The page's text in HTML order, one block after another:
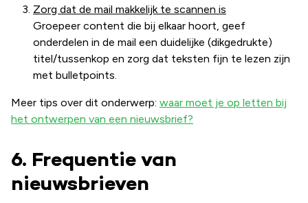
Zorg dat de mail makkelijk te scannen is
Groepeer content die bij elkaar hoort, geef
onderdelen in de mail een duidelijke (dikgedrukte)
titel/tussenkop en zorg dat teksten fijn te lezen zijn
met bulletpoints.
Meer tips over dit onderwerp: waar moet je op letten bij
het ontwerpen van een nieuwsbrief?
6. Frequentie van
nieuwsbrieven